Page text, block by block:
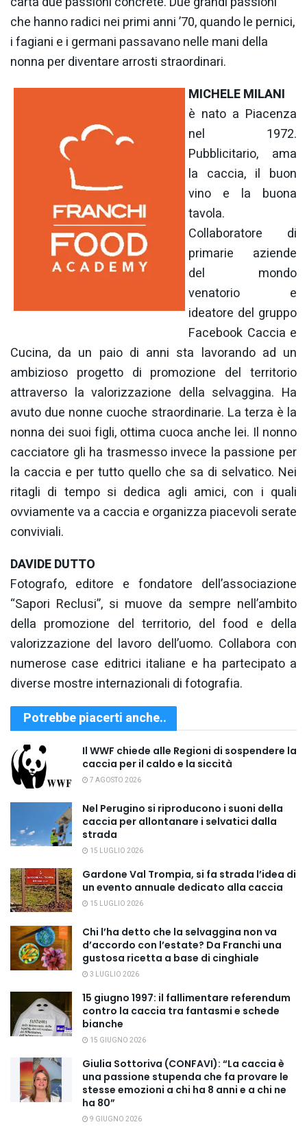
che hanno radici nei primi anni ’70, quando le pernici,
i fagiani e i germani passavano nelle mani della
nonna per diventare arrosti straordinari.
MICHELE MILANI
è nato a Piacenza
nel 1972.
Pubblicitario, ama
la caccia, il buon
vino e la buona
tavola.
Collaboratore di
primarie aziende
del mondo
venatorio e
ideatore del gruppo
Facebook Caccia e
Cucina, da un paio di anni sta lavorando ad un
ambizioso progetto di promozione del territorio
attraverso la valorizzazione della selvaggina. Ha
avuto due nonne cuoche straordinarie. La terza è la
nonna dei suoi figli, ottima cuoca anche lei. Il nonno
cacciatore gli ha trasmesso invece la passione per
la caccia e per tutto quello che sa di selvatico. Nei
ritagli di tempo si dedica agli amici, con i quali
ovviamente va a caccia e organizza piacevoli serate
conviviali.
DAVIDE DUTTO
Fotografo, editore e fondatore dell’associazione
“Sapori Reclusi”, si muove da sempre nell’ambito
della promozione del territorio, del food e della
valorizzazione del lavoro dell’uomo. Collabora con
numerose case editrici italiane e ha partecipato a
diverse mostre internazionali di fotografia.
Potrebbe piacerti anche..
Il WWF chiede alle Regioni di sospendere la
caccia per il caldo e la siccità
7 AGOSTO 2026
Nel Perugino si riproducono i suoni della
caccia per allontanare i selvatici dalla
strada
15 LUGLIO 2026
Gardone Val Trompia, si fa strada l’idea di
un evento annuale dedicato alla caccia
15 LUGLIO 2026
Chi l’ha detto che la selvaggina non va
d’accordo con l’estate? Da Franchi una
gustosa ricetta a base di cinghiale
3 LUGLIO 2026
15 giugno 1997: il fallimentare referendum
contro la caccia tra fantasmi e schede
bianche
15 GIUGNO 2026
Giulia Sottoriva (CONFAVI): “La caccia è
una passione stupenda che fa provare le
stesse emozioni a chi ha 8 anni e a chi ne
ha 80”
9 GIUGNO 2026